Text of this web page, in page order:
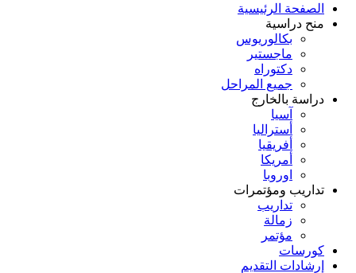
الصفحة الرئيسية
منح دراسية
بكالوريوس
ماجستير
دكتوراه
جميع المراحل
دراسة بالخارج
آسيا
أستراليا
أفريقيا
أمريكا
اوروبا
تداريب ومؤتمرات
تداريب
زمالة
مؤتمر
كورسات
إرشادات التقديم